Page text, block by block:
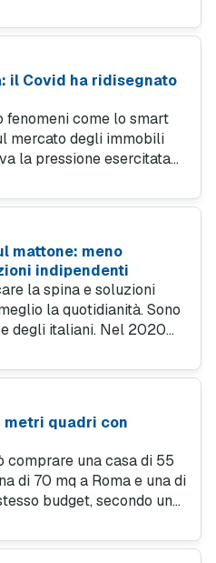
il Covid ha ridisegnato
fenomeni come lo smart
mercato degli immobili
la pressione esercitata
mattone: meno
indipendenti
la spina e soluzioni
la quotidianità. Sono
degli italiani. Nel 2020
quadri con
comprare una casa di 55
di 70 mq a Roma e una di
budget, secondo una
centro città.